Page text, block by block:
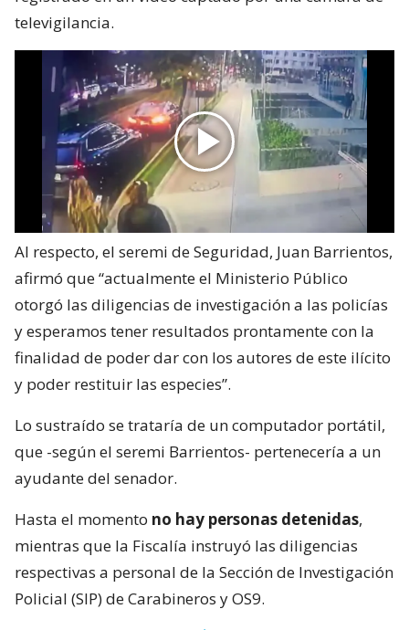
televigilancia.
Al respecto, el seremi de Seguridad, Juan Barrientos,
afirmó que “actualmente el Ministerio Público
otorgó las diligencias de investigación a las policías
y esperamos tener resultados prontamente con la
finalidad de poder dar con los autores de este ilícito
y poder restituir las especies”.
Lo sustraído se trataría de un computador portátil,
que -según el seremi Barrientos- pertenecería a un
ayudante del senador.
Hasta el momento no hay personas detenidas,
mientras que la Fiscalía instruyó las diligencias
respectivas a personal de la Sección de Investigación
Policial (SIP) de Carabineros y OS9.